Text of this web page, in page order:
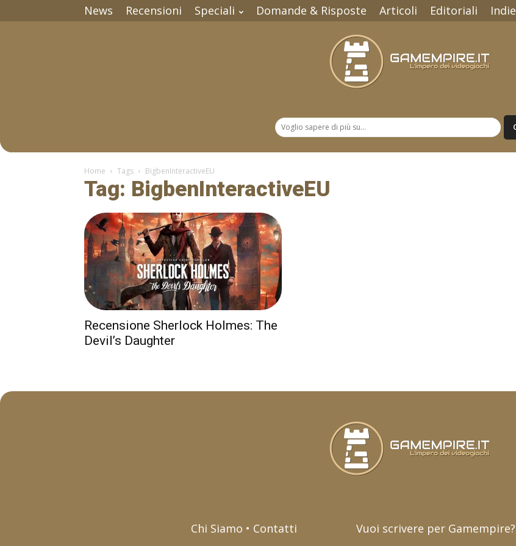
News Recensioni Speciali Domande & Risposte Articoli Editoriali Indie
Home Tags BigbenInteractiveEU
Tag: BigbenInteractiveEU
Recensione Sherlock Holmes: The
Devil’s Daughter
Chi Siamo • Contatti Vuoi scrivere per Gamempire?